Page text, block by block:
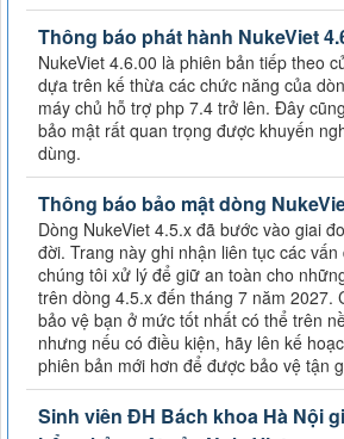
Thông báo phát hành NukeViet
NukeViet 4.6.00 là phiên bản tiếp theo
dựa trên kế thừa các chức năng của
máy chủ hỗ trợ php 7.4 trở lên. Đây
bảo mật rất quan trọng được khuyến
dùng.
Thông báo bảo mật dòng
Dòng NukeViet 4.5.x đã bước vào giai
đời. Trang này ghi nhận liên tục các
chúng tôi xử lý để giữ an toàn cho
trên dòng 4.5.x đến tháng 7 năm 2027.
bảo vệ bạn ở mức tốt nhất có thể trên
nhưng nếu có điều kiện, hãy lên kế
phiên bản mới hơn để được bảo vệ tận
Sinh viên ĐH Bách khoa Hà Nội